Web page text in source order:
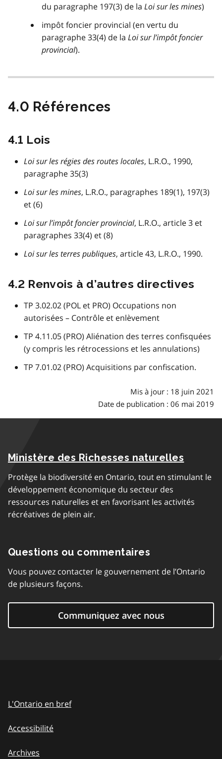
du paragraphe 197(3) de la Loi sur les mines)
impôt foncier provincial (en vertu du
paragraphe 33(4) de la Loi sur l’impôt foncier
provincial).
4.0 Références
4.1 Lois
Loi sur les régies des routes locales, L.R.O., 1990,
paragraphe 35(3)
Loi sur les mines, L.R.O., paragraphes 189(1), 197(3)
et (6)
Loi sur l’impôt foncier provincial, L.R.O., article 3 et
paragraphes 33(4) et (8)
Loi sur les terres publiques, article 43, L.R.O., 1990.
4.2 Renvois à d’autres directives
TP 3.02.02 (POL et PRO) Occupations non
autorisées – Contrôle et enlèvement
TP 4.11.05 (PRO) Aliénation des terres confisquées
(y compris les rétrocessions et les annulations)
TP 7.01.02 (PRO) Acquisitions par confiscation.
Mis à jour : 18 juin 2021
Date de publication : 06 mai 2019
Ministère des Richesses naturelles
Protège la biodiversité en Ontario, tout en stimulant le
développement économique du secteur des
ressources naturelles et en favorisant les activités
récréatives de plein air.
Questions ou commentaires
Vous pouvez contacter le gouvernement de l’Ontario
de plusieurs façons.
Communiquez avec nous
L'Ontario en bref
Accessibilité
Archives